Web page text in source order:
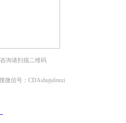
询请扫描二维码
微信号：CDAshujufenxi